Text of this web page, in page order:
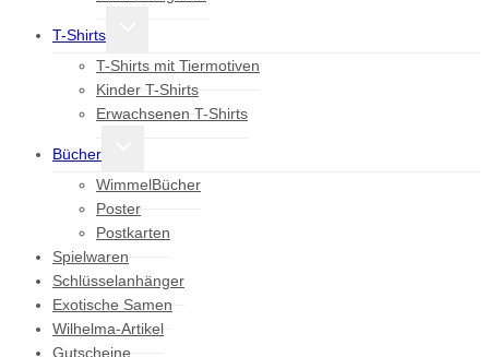
T-Shirts
T-Shirts mit Tiermotiven
Kinder T-Shirts
Erwachsenen T-Shirts
Bücher
WimmelBücher
Poster
Postkarten
Spielwaren
Schlüsselanhänger
Exotische Samen
Wilhelma-Artikel
Gutscheine